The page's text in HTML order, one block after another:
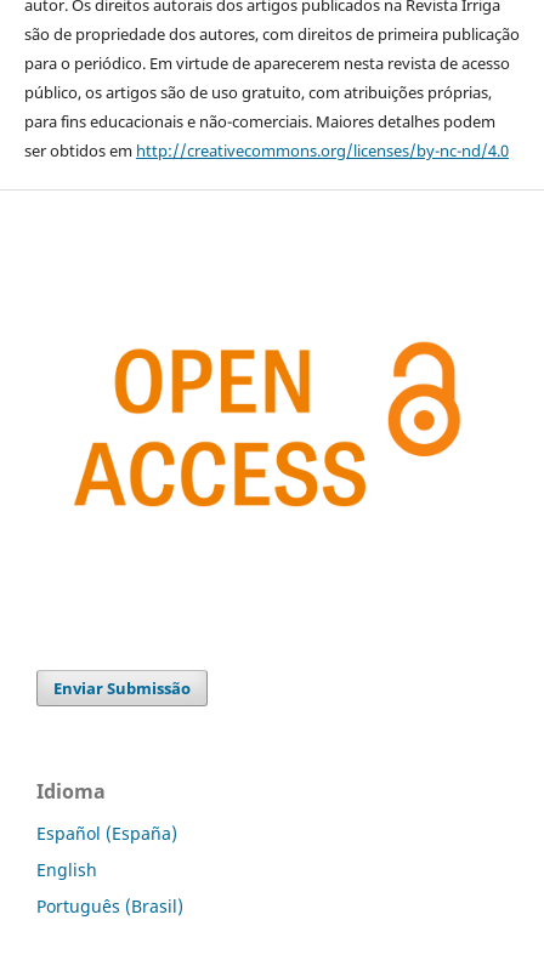
autor. Os direitos autorais dos artigos publicados na Revista Irriga
são de propriedade dos autores, com direitos de primeira publicação
para o periódico. Em virtude de aparecerem nesta revista de acesso
público, os artigos são de uso gratuito, com atribuições próprias,
para fins educacionais e não-comerciais. Maiores detalhes podem
ser obtidos em http://creativecommons.org/licenses/by-nc-nd/4.0
Enviar Submissão
Idioma
Español (España)
English
Português (Brasil)